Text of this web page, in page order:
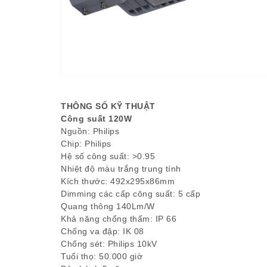
THÔNG SỐ KỸ THUẬT
Công suất 120W
Nguồn: Philips
Chip: Philips
Hệ số công suất: >0.95
Nhiệt độ màu trắng trung tính
Kích thước: 492x295x86mm
Dimming các cấp công suất: 5 cấp
Quang thông 140Lm/W
Khả năng chống thấm: IP 66
Chống va đập: IK 08
Chống sét: Philips 10kV
Tuổi thọ: 50.000 giờ